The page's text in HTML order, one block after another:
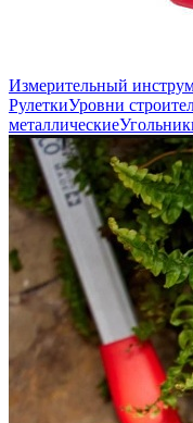
Измерительный
РулеткиУровни
металлические